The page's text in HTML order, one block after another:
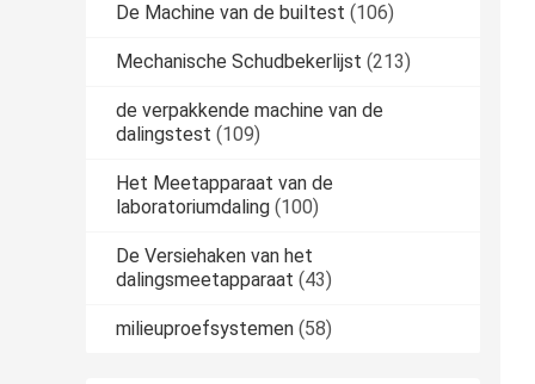
De Machine van de builtest (106)
Mechanische Schudbekerlijst (213)
de verpakkende machine van de
dalingstest (109)
Het Meetapparaat van de
laboratoriumdaling (100)
De Versiehaken van het
dalingsmeetapparaat (43)
milieuproefsystemen (58)